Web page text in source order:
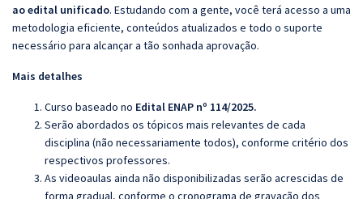
ao edital unificado. Estudando com a gente, você terá acesso a uma
metodologia eficiente, conteúdos atualizados e todo o suporte
necessário para alcançar a tão sonhada aprovação.
Mais detalhes
Curso baseado no Edital ENAP nº 114/2025.
Serão abordados os tópicos mais relevantes de cada
disciplina (não necessariamente todos), conforme critério dos
respectivos professores.
As videoaulas ainda não disponibilizadas serão acrescidas de
forma gradual, conforme o cronograma de gravação dos